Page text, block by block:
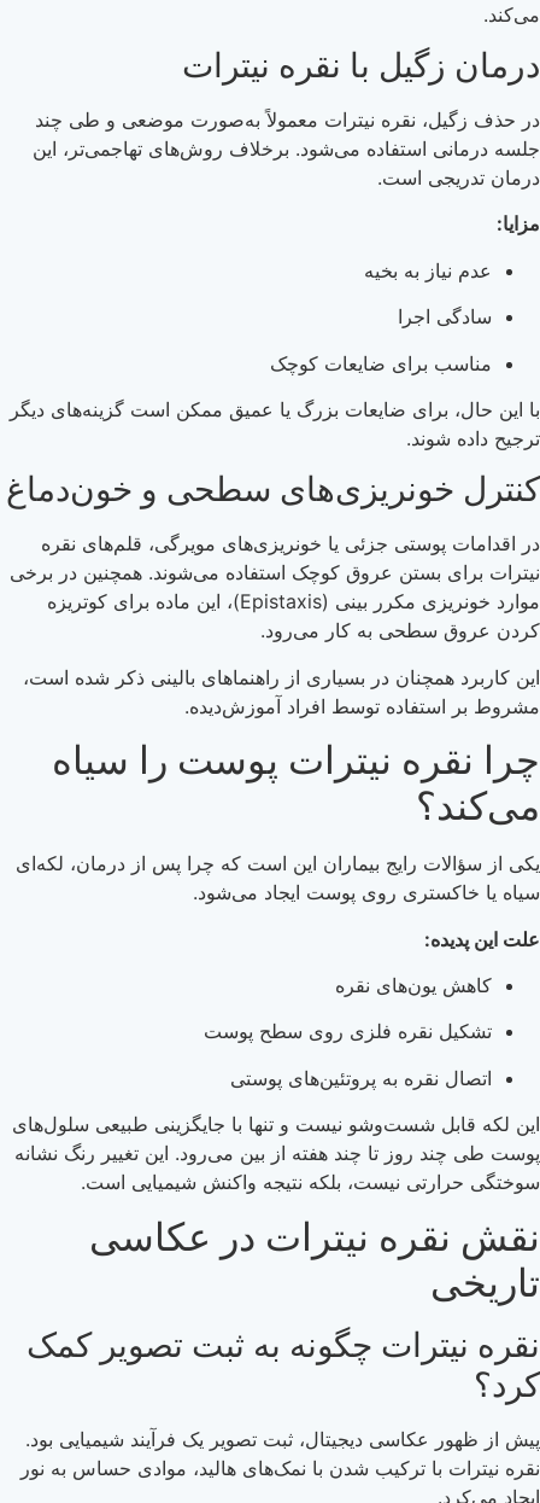
می‌کند.
درمان زگیل با نقره نیترات
در حذف زگیل، نقره نیترات معمولاً به‌صورت موضعی و طی چند
جلسه درمانی استفاده می‌شود. برخلاف روش‌های تهاجمی‌تر، این
درمان تدریجی است.
مزایا:
عدم نیاز به بخیه
سادگی اجرا
مناسب برای ضایعات کوچک
با این حال، برای ضایعات بزرگ یا عمیق ممکن است گزینه‌های دیگر
ترجیح داده شوند.
کنترل خونریزی‌های سطحی و خون‌دماغ
در اقدامات پوستی جزئی یا خونریزی‌های مویرگی، قلم‌های نقره
نیترات برای بستن عروق کوچک استفاده می‌شوند. همچنین در برخی
موارد خونریزی مکرر بینی (Epistaxis)، این ماده برای کوتریزه
کردن عروق سطحی به کار می‌رود.
این کاربرد همچنان در بسیاری از راهنماهای بالینی ذکر شده است،
مشروط بر استفاده توسط افراد آموزش‌دیده.
چرا نقره نیترات پوست را سیاه
می‌کند؟
یکی از سؤالات رایج بیماران این است که چرا پس از درمان، لکه‌ای
سیاه یا خاکستری روی پوست ایجاد می‌شود.
علت این پدیده:
کاهش یون‌های نقره
تشکیل نقره فلزی روی سطح پوست
اتصال نقره به پروتئین‌های پوستی
این لکه قابل شست‌وشو نیست و تنها با جایگزینی طبیعی سلول‌های
پوست طی چند روز تا چند هفته از بین می‌رود. این تغییر رنگ نشانه
سوختگی حرارتی نیست، بلکه نتیجه واکنش شیمیایی است.
نقش نقره نیترات در عکاسی
تاریخی
نقره نیترات چگونه به ثبت تصویر کمک
کرد؟
پیش از ظهور عکاسی دیجیتال، ثبت تصویر یک فرآیند شیمیایی بود.
نقره نیترات با ترکیب شدن با نمک‌های هالید، موادی حساس به نور
ایجاد می‌کرد.